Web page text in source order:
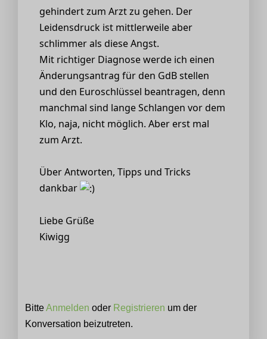
gehindert zum Arzt zu gehen. Der
Leidensdruck ist mittlerweile aber
schlimmer als diese Angst.
Mit richtiger Diagnose werde ich einen
Änderungsantrag für den GdB stellen
und den Euroschlüssel beantragen, denn
manchmal sind lange Schlangen vor dem
Klo, naja, nicht möglich. Aber erst mal
zum Arzt.
Über Antworten, Tipps und Tricks
dankbar
Liebe Grüße
Kiwigg
BitteAnmelden oder Registrieren um der
Konversation beizutreten.